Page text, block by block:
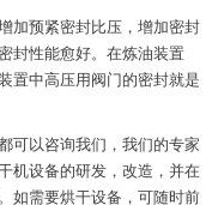
加预紧密封比压，增加密封
封性能愈好。在炼油装置
置中高压用阀门的密封就是
可以咨询我们，我们的专家
机设备的研发，改造，并在
如需要烘干设备，可随时前